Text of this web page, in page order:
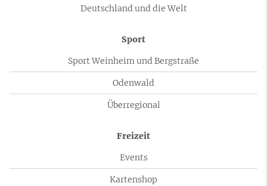
Deutschland und die Welt
Sport
Sport Weinheim und Bergstraße
Odenwald
Überregional
Freizeit
Events
Kartenshop